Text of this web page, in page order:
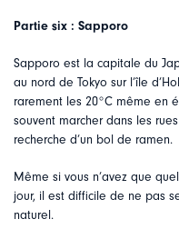
Partie six : Sapporo
Sapporo est la capitale du
au nord de Tokyo sur l’île
rarement les 20°C même en
souvent marcher dans les
recherche d’un bol de ramen.
Même si vous n’avez que
jour, il est difficile de ne pas
naturel.